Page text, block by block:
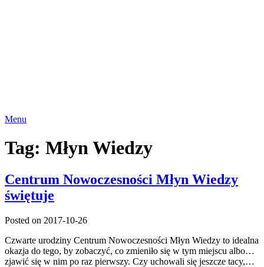
Menu
Tag: Młyn Wiedzy
Centrum Nowoczesności Młyn Wiedzy
świętuje
Posted on 2017-10-26
Czwarte urodziny Centrum Nowoczesności Młyn Wiedzy to idealna
okazja do tego, by zobaczyć, co zmieniło się w tym miejscu albo…
zjawić się w nim po raz pierwszy. Czy uchowali się jeszcze tacy,…